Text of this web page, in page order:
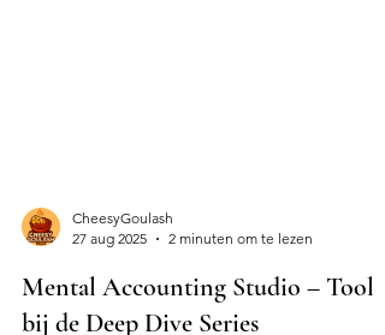
27 aug 2025
2 minuten om te lezen